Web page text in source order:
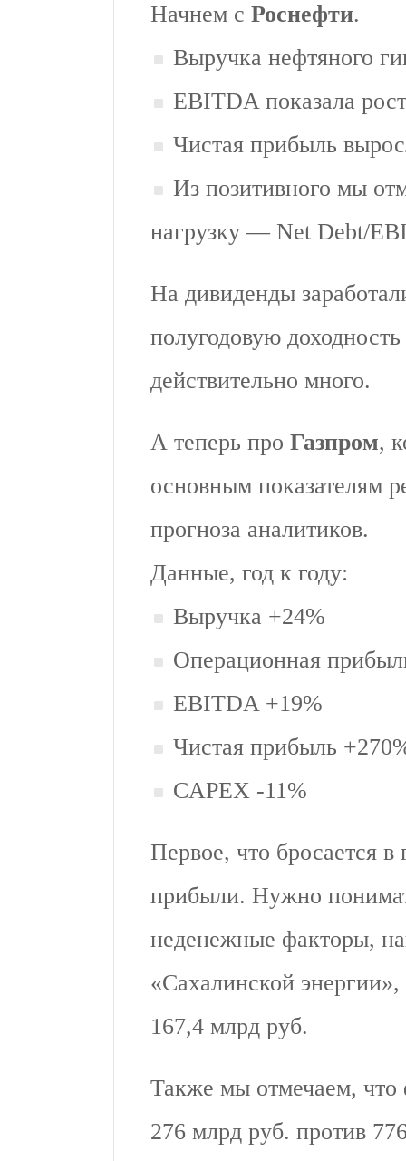
Начнем с Роснефти.
Выручка нефтяного
EBITDA показала
Чистая прибыль
Из позитивного мы
нагрузку — Net Debt/
На дивиденды
полугодовую
действительно много.
А теперь про Газпром,
основным показателям
прогноза аналитиков.
Данные, год к году:
Выручка +24%
Операционная
EBITDA +19%
Чистая прибыль
CAPEX -11%
Первое, что бросается
прибыли. Нужно
неденежные факторы,
«Сахалинской
167,4 млрд руб.
Также мы отмечаем, что
276 млрд руб. против